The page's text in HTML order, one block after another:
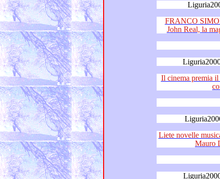
FRANCO
Il cinema premia il cantautore
Liete novelle musicali in